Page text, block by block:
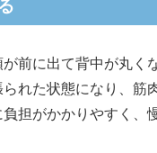
前に出て背中が丸く
れた状態になり、筋
担がかかりやすく、